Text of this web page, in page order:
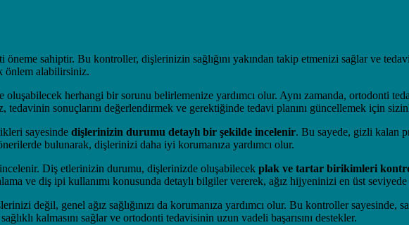
sahiptir. Bu kontroller, dişlerinizin sağlığını yakından takip etmenizi sağlar ve
önlem alabilirsiniz.
oluşabilecek herhangi bir sorunu belirlemenize yardımcı olur. Aynı zamanda, ortodonti
sonuçlarını değerlendirmek ve gerektiğinde tedavi planını güncellemek için
sayesinde dişlerinizin durumu detaylı bir şekilde incelenir. Bu sayede, gizli kalan
bulunarak, dişlerinizi daha iyi korumanıza yardımcı olur.
Diş etlerinizin durumu, dişlerinizde oluşabilecek plak ve tartar birikimleri
ve diş ipi kullanımı konusunda detaylı bilgiler vererek, ağız hijyeninizi en üst seviyede
değil, genel ağız sağlığınızı da korumanıza yardımcı olur. Bu kontroller sayesinde,
kalmasını sağlar ve ortodonti tedavisinin uzun vadeli başarısını destekler.